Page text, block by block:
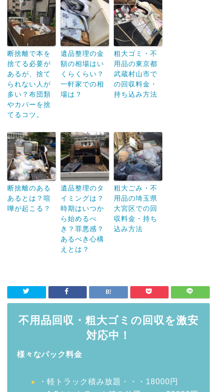
断捨離で本を
捨てる必要が
あるが、捨て
られない人が
多い？布団類
やカバーを捨
てるコツ。
遺品整理の金
額の相場はい
くらくらい？
一軒家での相
場は？
粗大ゴミ・不
用品の東京都
武蔵村山市で
の回収料金・
持ち込み方法
断捨離のある
あるとは？喧
嘩が起こる？
遺品整理のタ
イミングは？
時期はいつか
ら始めるべ
き？罪悪感？
あるべき心構
えとは？
粗大ごみ・不
用品の埼玉県
大宮区での回
収料金・持ち
込み方法
不用品回収・粗大ゴミの回収を激安
対応中！
様々なパック料金
・軽トラック積み放題・・・18000円